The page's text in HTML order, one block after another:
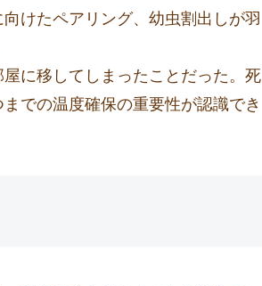
けたペアリング、幼虫割出しが羽
に移してしまったことだった。死
での温度確保の重要性が認識でき